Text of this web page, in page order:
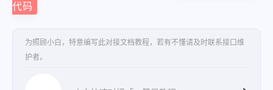
代码
为照顾小白，特意编写此对接文档教程，若有不懂请及时联系接口维
护者。